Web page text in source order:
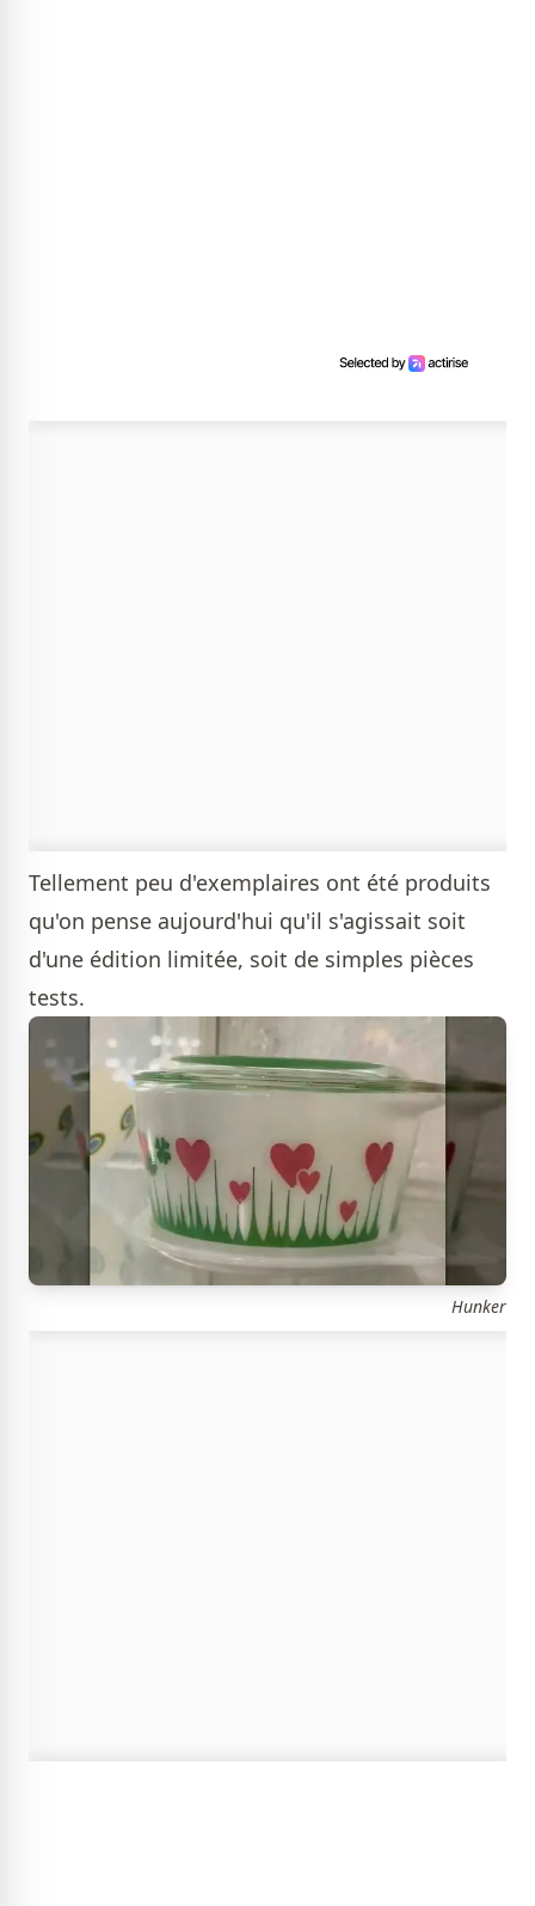
Tellement peu d'exemplaires ont été produits
qu'on pense aujourd'hui qu'il s'agissait soit
d'une édition limitée, soit de simples pièces
tests.
Hunker